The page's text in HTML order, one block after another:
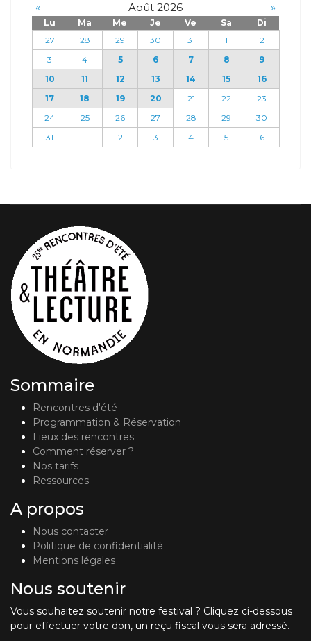
« Août 2026 »
Lu Ma Me Je Ve Sa
Di
27
28 29 30 31 1
2
3
4 5 6 7 8
9
10
11 12 13 14 15
16
17
18 19 20 21 22
23
24
25 26 27 28 29
30
31
1 2 3 4 5 6
Sommaire
Rencontres d'été
Programmation & Réservation
Lieux des rencontres
Comment réserver ?
Nos tarifs
Ressources
A propos
Nous contacter
Politique de confidentialité
Mentions légales
Nous soutenir
Vous souhaitez soutenir notre festival ? Cliquez ci-dessous
pour effectuer votre don, un reçu fiscal vous sera adressé.